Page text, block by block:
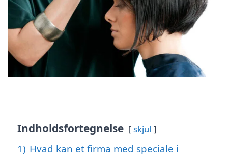
Indholdsfortegnelse skjul
1) Hvad kan et firma med speciale i